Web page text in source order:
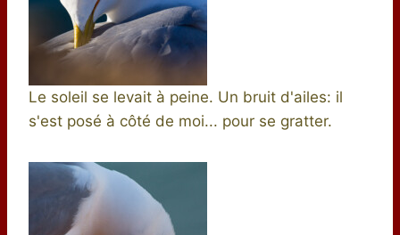
Le soleil se levait à peine. Un bruit d'ailes: il
s'est posé à côté de moi... pour se gratter.